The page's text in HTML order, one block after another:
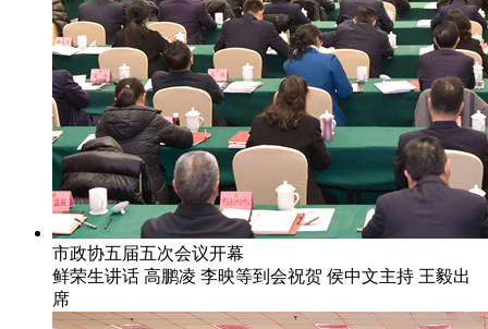
市政协五届五次会议开幕
鲜荣生讲话 高鹏凌 李映等到会祝贺 侯中文主持 王毅出
席